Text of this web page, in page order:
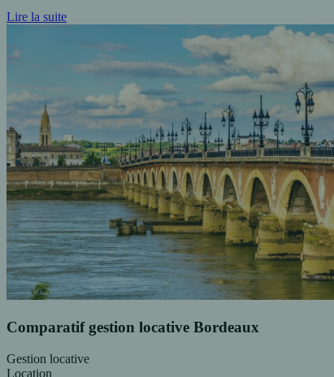
Lire la suite
Comparatif gestion locative Bordeaux
Gestion locative
Location